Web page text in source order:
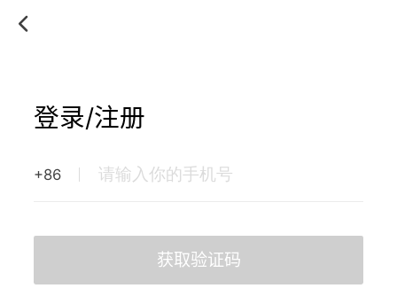
登录/注册
+86
获取验证码